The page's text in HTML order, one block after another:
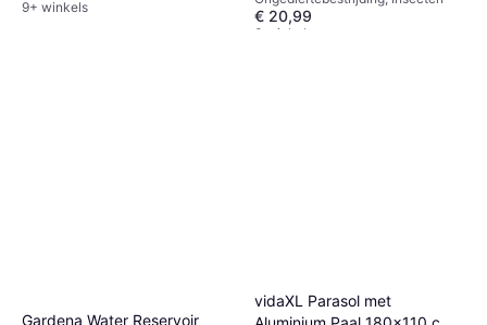
9+ winkels € 20,99
3 winkels
Gardena Water Reservoir
vidaXL Parasol met